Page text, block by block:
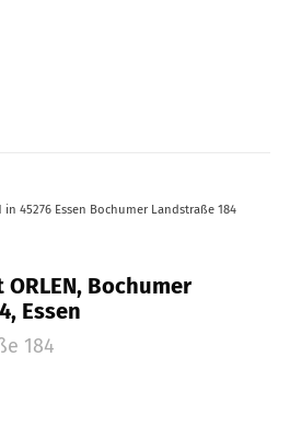
in 45276 Essen Bochumer Landstraße 184
Bochumer
Essen
184